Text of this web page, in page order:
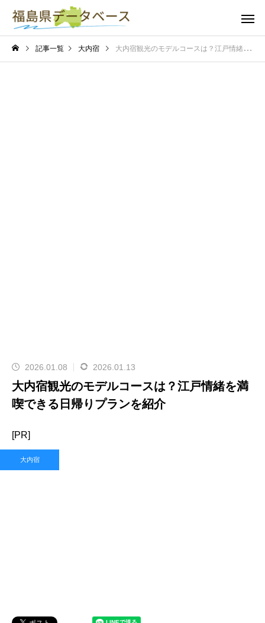
記事一覧 大内宿 大内宿観光のモデルコースは？江戸情緒を満喫できる日帰りプランを紹介
2026.01.08 2026.01.13
大内宿観光のモデルコースは？江戸情緒を満
喫できる日帰りプランを紹介
[PR]
大内宿